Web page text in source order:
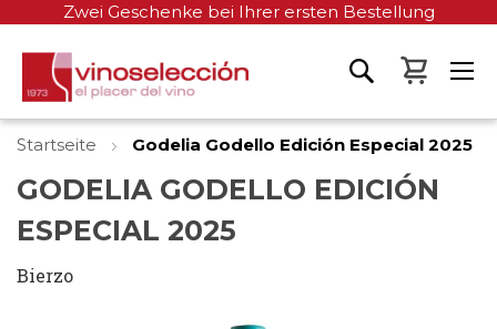
Zwei Geschenke bei Ihrer ersten Bestellung
Mein
Startseite Godelia Godello Edición Especial 2025
GODELIA GODELLO EDICIÓN
ESPECIAL 2025
Bierzo